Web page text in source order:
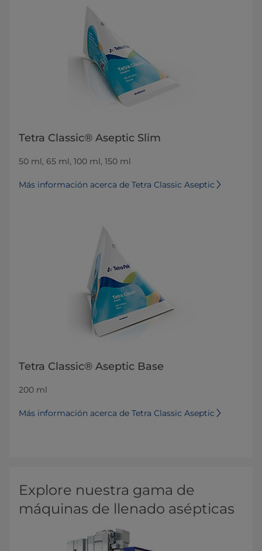
Tetra Classic® Aseptic Slim
50 ml, 65 ml, 100 ml, 150 ml
Más información acerca de Tetra Classic Aseptic
Tetra Classic® Aseptic Base
200 ml
Más información acerca de Tetra Classic Aseptic
Explore nuestra gama de
máquinas de llenado asépticas